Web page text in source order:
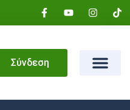
Σύνδεση